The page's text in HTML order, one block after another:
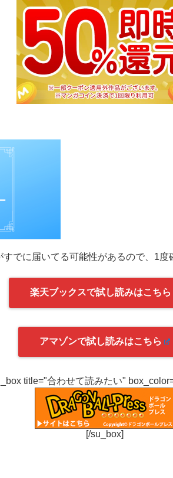
でに届いてる可能性があるので、1度
楽天ブックスで試し読みはこちら
アマゾンで試し読みはこちら
title="合わせて読みたい"
[/su_box]